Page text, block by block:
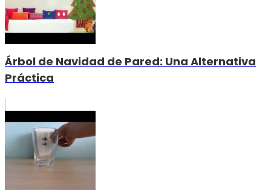
Árbol de Navidad de Pared: Una Alternativa
Práctica